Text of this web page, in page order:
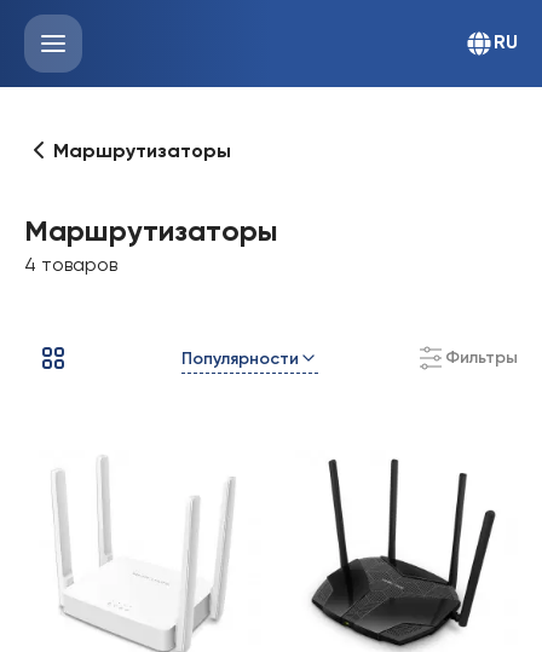
RU
Маршрутизаторы
Маршрутизаторы
4 товаров
Популярности Фильтры